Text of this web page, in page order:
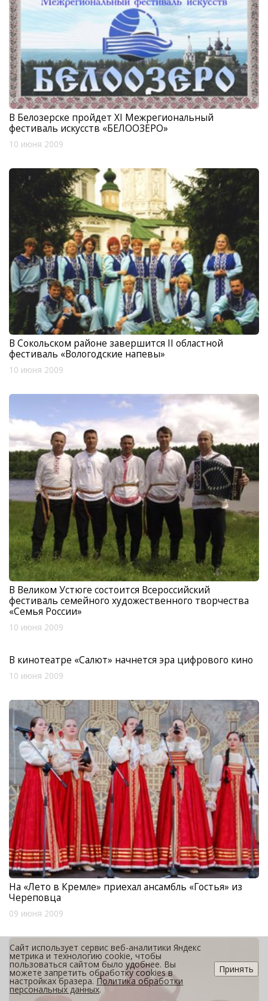
В Белозерске пройдет XI Межрегиональный
фестиваль искусств «БЕЛООЗЕРО»
10 июня 2009
В Сокольском районе завершится II областной
фестиваль «Вологодские напевы»
10 июня 2009
В Великом Устюге состоится Всероссийский
фестиваль семейного художественного творчества
«Семья России»
10 июня 2009
В кинотеатре «Салют» начнется эра цифрового кино
10 июня 2009
На «Лето в Кремле» приехал ансамбль «Гостья» из
Череповца
09 июня 2009
Сайт использует сервис веб-аналитики Яндекс
метрика и технологию cookie, чтобы
пользоваться сайтом было удобнее. Вы
можете запретить обработку cookies в
настройках бразера. Политика обработки
персональных данных.
Принять